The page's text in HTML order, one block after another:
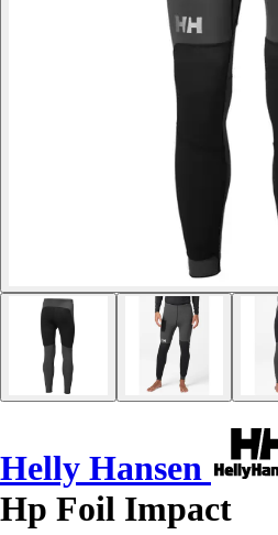
Helly Hansen
Hp Foil Impact